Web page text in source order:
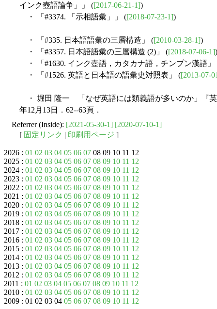
インク壺語論争」」 ([2017-06-21-1])
・ 「#3374. 「示相語彙」」 ([2018-07-23-1])
・ 「#335. 日本語語彙の三層構造」 ([2010-03-28-1])
・ 「#3357. 日本語語彙の三層構造 (2)」 ([2018-07-06-1])
・ 「#1630. インク壺語，カタカナ語，チンプン漢語」
・ 「#1526. 英語と日本語の語彙史対照表」 ([2013-07-
・ 堀田 隆一 「なぜ英語には類義語が多いのか」『英
年12月13日．62--63頁．
Referrer (Inside): [2021-05-30-1] [2020-07-10-1]
[ 固定リンク | 印刷用ページ ]
2026 : 01 02 03 04 05 06 07 08 09 10 11 12
2025 : 01 02 03 04 05 06 07 08 09 10 11 12
2024 : 01 02 03 04 05 06 07 08 09 10 11 12
2023 : 01 02 03 04 05 06 07 08 09 10 11 12
2022 : 01 02 03 04 05 06 07 08 09 10 11 12
2021 : 01 02 03 04 05 06 07 08 09 10 11 12
2020 : 01 02 03 04 05 06 07 08 09 10 11 12
2019 : 01 02 03 04 05 06 07 08 09 10 11 12
2018 : 01 02 03 04 05 06 07 08 09 10 11 12
2017 : 01 02 03 04 05 06 07 08 09 10 11 12
2016 : 01 02 03 04 05 06 07 08 09 10 11 12
2015 : 01 02 03 04 05 06 07 08 09 10 11 12
2014 : 01 02 03 04 05 06 07 08 09 10 11 12
2013 : 01 02 03 04 05 06 07 08 09 10 11 12
2012 : 01 02 03 04 05 06 07 08 09 10 11 12
2011 : 01 02 03 04 05 06 07 08 09 10 11 12
2010 : 01 02 03 04 05 06 07 08 09 10 11 12
2009 : 01 02 03 04 05 06 07 08 09 10 11 12